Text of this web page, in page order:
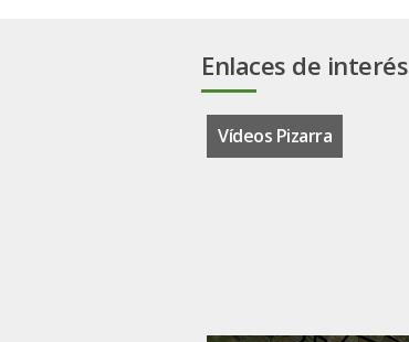
Enlaces de interés
Vídeos Pizarra